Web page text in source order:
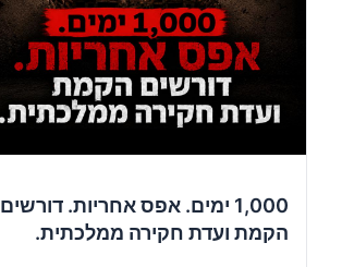
1,000 ימים. אפס אחריות. דורשים
הקמת ועדת חקירה ממלכתית.